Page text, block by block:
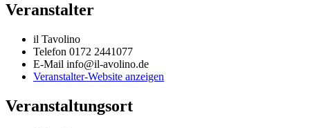
Veranstalter
il Tavolino
Telefon 0172 2441077
E-Mail info@il-avolino.de
Veranstalter-Website anzeigen
Veranstaltungsort